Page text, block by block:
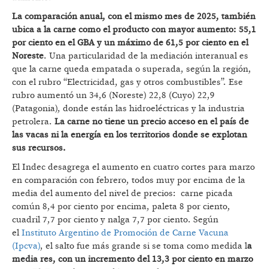
La comparación anual, con el mismo mes de 2025, también
ubica a la carne como el producto con mayor aumento: 55,1
por ciento en el GBA y un máximo de 61,5 por ciento en el
Noreste. Una particularidad de la mediación interanual es
que la carne queda empatada o superada, según la región,
con el rubro “Electricidad, gas y otros combustibles”. Ese
rubro aumentó un 34,6 (Noreste) 22,8 (Cuyo) 22,9
(Patagonia), donde están las hidroeléctricas y la industria
petrolera. La carne no tiene un precio acceso en el país de
las vacas ni la energía en los territorios donde se explotan
sus recursos.
El Indec desagrega el aumento en cuatro cortes para marzo
en comparación con febrero, todos muy por encima de la
media del aumento del nivel de precios: carne picada
común 8,4 por ciento por encima, paleta 8 por ciento,
cuadril 7,7 por ciento y nalga 7,7 por ciento. Según
el Instituto Argentino de Promoción de Carne Vacuna
(Ipcva), el salto fue más grande si se toma como medida la
media res, con un incremento del 13,3 por ciento en marzo